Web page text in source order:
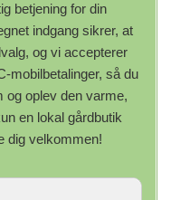
betjening for din
indgang sikrer, at
og vi accepterer
mobilbetalinger, så du
og oplev den varme,
en lokal gårdbutik
dig velkommen!